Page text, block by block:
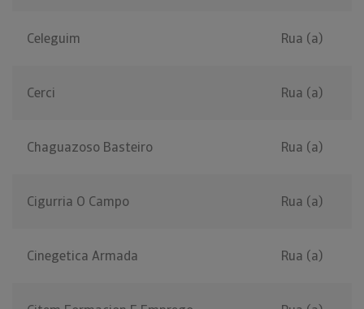
Celeguim Rua (a)
Cerci Rua (a)
Chaguazoso Basteiro Rua (a)
Cigurria O Campo Rua (a)
Cinegetica Armada Rua (a)